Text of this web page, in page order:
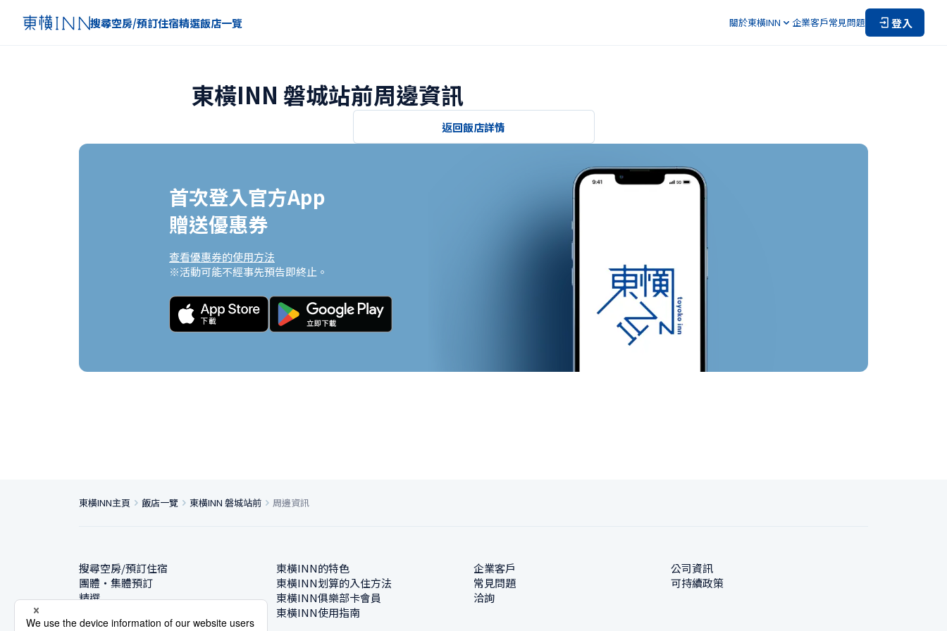
搜尋空房/預訂住宿精選飯店一覽 關於東橫INN 企業客戶常見問題 登入
東橫INN 磐城站前周邊資訊
返回飯店詳情
首次登入官方App
贈送優惠券
查看優惠券的使用方法
※活動可能不經事先預告即終止。
東橫INN主頁 飯店一覽 東橫INN 磐城站前 周邊資訊
搜尋空房/預訂住宿
團體・集體預訂
精選
東橫INN的特色
東橫INN划算的入住方法
東橫INN俱樂部卡會員
東橫INN使用指南
企業客戶
常見問題
洽詢
公司資訊
可持續政策